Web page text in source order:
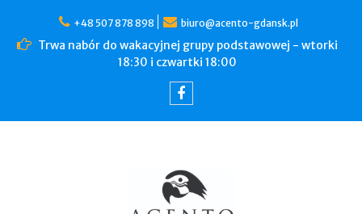
+48 507 878 898 biuro@acento-gdansk.pl
Trwa nabór do wakacyjnej grupy podstawowej - wtorki
18:30 i czwartki 18:00